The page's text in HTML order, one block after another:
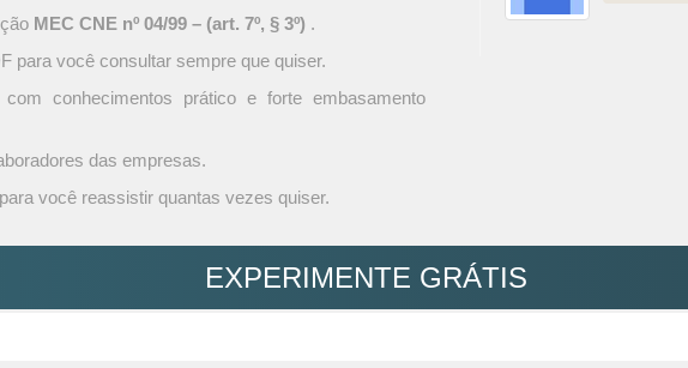
MEC CNE nº 04/99 – (art. 7º, § 3º) .
para você consultar sempre que quiser.
conhecimentos prático e forte embasamento
das empresas.
você reassistir quantas vezes quiser.
EXPERIMENTE GRÁTIS